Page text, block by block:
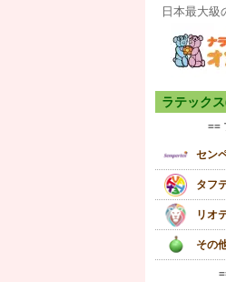
日本最大級
ラテック
==
セン
タフ
リオ
その